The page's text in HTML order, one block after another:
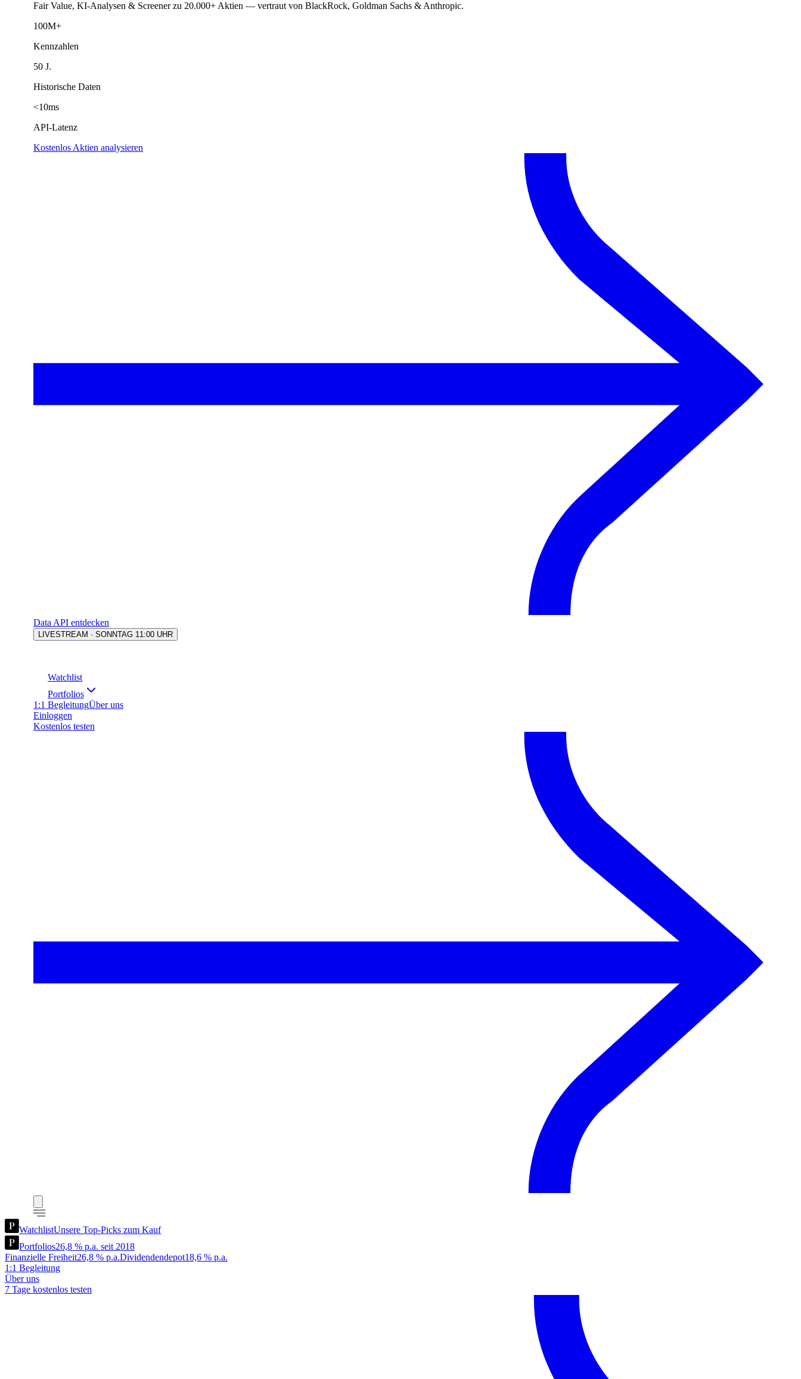
Fair Value, KI-Analysen & Screener zu 20.000+ Aktien — vertraut von BlackRock, Goldman Sachs & Anthropic.
100M+
Kennzahlen
50 J.
Historische Daten
<10ms
API-Latenz
Kostenlos Aktien analysieren
Data API entdecken
LIVESTREAM · SONNTAG 11:00 UHR
Watchlist
Portfolios
1:1 BegleitungÜber uns
Einloggen
Kostenlos testen
WatchlistUnsere Top-Picks zum Kauf
Portfolios26,8 % p.a. seit 2018
Finanzielle Freiheit26,8 % p.a.Dividendendepot18,6 % p.a.
1:1 Begleitung
Über uns
7 Tage kostenlos testen